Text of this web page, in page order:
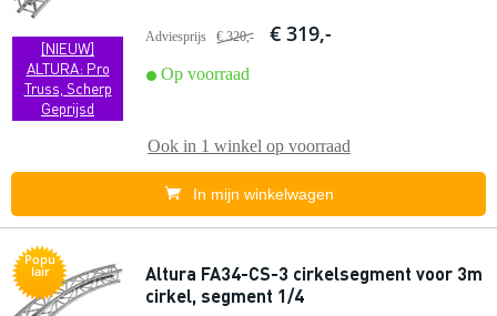
[NIEUW]
ALTURA: Pro
Truss, Scherp
Geprijsd
Adviesprijs € 320,- € 319,-
Op voorraad
Ook in 1 winkel op voorraad
In mijn winkelwagen
Popu
lair
Altura FA34-CS-3 cirkelsegment voor 3m
cirkel, segment 1/4